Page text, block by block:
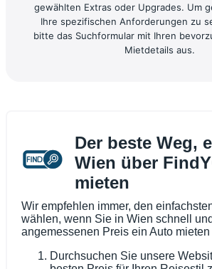
gewählten Extras oder Upgrades. Um
Ihre spezifischen Anforderungen zu
bitte das Suchformular mit Ihren
Mietdetails aus.
Der beste Weg,
Wien über
mieten
Wir empfehlen immer, den
wählen, wenn Sie in Wien schnell
angemessenen Preis ein Auto mieten
Durchsuchen Sie unsere